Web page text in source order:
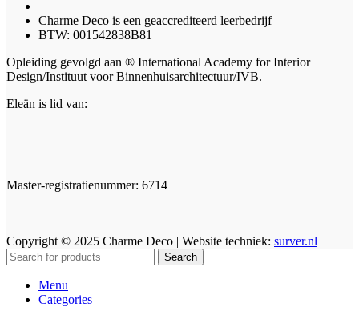
Charme Deco is een geaccrediteerd leerbedrijf
BTW: 001542838B81
Opleiding gevolgd aan ® International Academy for Interior
Design/Instituut voor Binnenhuisarchitectuur/IVB.
Eleän is lid van:
Master-registratienummer: 6714
Copyright © 2025 Charme Deco | Website techniek: surver.nl
Search
Menu
Categories